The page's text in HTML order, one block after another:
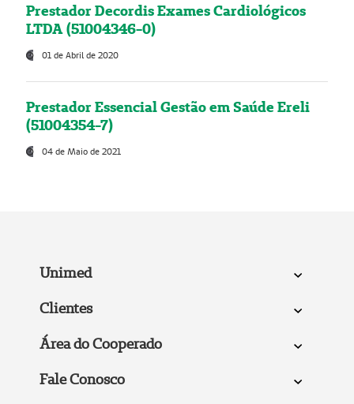
Prestador Decordis Exames Cardiológicos
LTDA (51004346-0)
01 de Abril de 2020
Prestador Essencial Gestão em Saúde Ereli
(51004354-7)
04 de Maio de 2021
Unimed
Clientes
Área do Cooperado
Fale Conosco